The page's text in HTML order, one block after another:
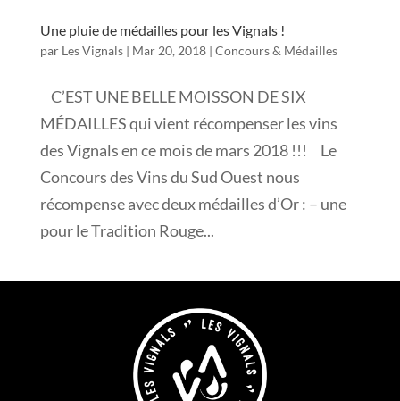
Une pluie de médailles pour les Vignals !
par Les Vignals| Mar 20, 2018| Concours & Médailles
C’EST UNE BELLE MOISSON DE SIX
MÉDAILLES qui vient récompenser les vins
des Vignals en ce mois de mars 2018 !!! Le
Concours des Vins du Sud Ouest nous
récompense avec deux médailles d’Or : – une
pour le Tradition Rouge...